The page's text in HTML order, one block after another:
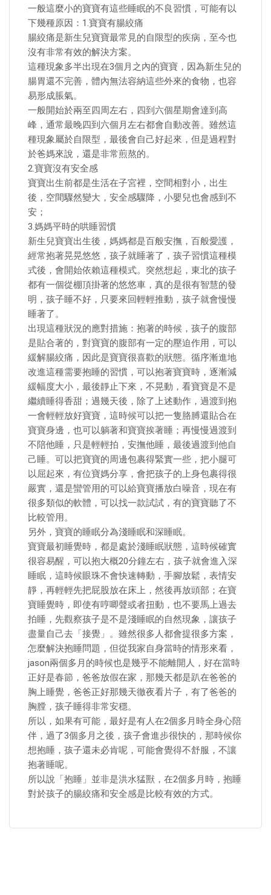
​一般這麼小的寶寶有這些睡眠的不良習慣，可能有以
下幾種原因：1.寶寶有腸絞痛
腸絞痛是新生兒寶寶最常見的自限型的疾病，至今也
沒有非常有效的解決方案。
這種現象多半出現在3個月之內的寶寶，因為新生兒的
腸胃還不完善，體內無法容納這些外來的食物，也容
易形成脹氣。
一般開始於兩至四周左右，四到六個星期會達到高
峰，通常最晚四到六個月左右都會自動改善。雖然這
種現象屬於自限型，最後會自己好起來，但是過程對
於爸媽來說，還是非常煎熬的。
2.寶寶沒有安全感
寶寶出生前都是生活在子宮裡，空間相對小，出生
後，空間驟然變大，安全感驟降，小嬰兒也會感到不
安；
3.媽媽平時的哄睡習慣
新生兒寶寶出生後，媽媽都是百般安撫，百般愛護，
經常抱著晃晃悠悠，孩子就睡著了，孩子習慣這種模
式後，會開始依賴這種模式。突然想起，東北的孩子
都有一個從棚頂掛著的悠悠車，真的是很有智慧的發
明，孩子睡不好，只要來回輕輕推動，孩子就會慢慢
睡著了。
​出現這種狀況的應對措施：抱著的時候，孩子的腹部
是貼合著的，對寶寶的腹部有一定的壓迫作用，可以
緩解腸絞痛，因此是寶寶很喜歡的狀態。循序漸進地
改進這種需要抱睡的習慣，可以抱著寶寶時，逐漸減
緩幅度大小，最後靜止下來，不晃動，看寶寶是不是
繼續睡得香甜；過幾天後，除了上述動作，過渡到抱
一會輕輕放好寶寶，這時候可以把一隻胳膊還貼合在
寶寶身邊，也可以躺著和寶寶挨著睡；再慢慢過渡到
不陪他睡，只是輕輕拍，安撫他睡，最後過渡到他自
己睡。可以把寶寶的周邊包裹得緊實一些，把小腿可
以屈起來，有位寶媽分享，會把孩子的上身包裹得很
嚴實，還是蠻管用的可以給寶寶播放白噪音，現在有
很多類似的軟體，可以找一款試試，有的寶寶聽了不
比較管用。
另外，寶寶的睡眠分為淺睡眠和深睡眠。
寶寶最初睡覺時，都是處於淺睡眠狀態，這時候確實
很容易醒，可以抱大概20分鐘左右，孩子就會進入深
睡眠，這時候眼珠不會快速轉動，手腳放鬆，表情安
靜，再輕輕先把屁股放在床上，然後再放頭部；在寶
寶睡覺時，即使有哼唧聲或者扭動，也不要馬上過去
拍睡，先觀察孩子是不是淺睡眠的自然現象，讓孩子
盡量自己去「接覺」。雖然很多人都會提很多方案，
怎麼解決抱睡問題，但從我家自身當時的情形來看，
jason兩個多月的時候也是幾乎不能離開人，好在當時
正好是春節，爸爸放假在家，那幾天都是趴在爸爸的
胸上睡覺，爸爸正好那幾天徹夜看片子，有了爸爸的
胸膛，孩子睡得非常安穩。
所以，如果有可能，最好是有人在2個多月時全身心陪
伴，過了3個多月之後，孩子會進步很快的，那時候你
想抱睡，孩子還未必肯呢，可能會覺得不舒服，不讓
抱著睡呢。
所以說「抱睡」並非是洪水猛獸，在2個多月時，抱睡
對於孩子的腸絞痛和安全感是比較有效的方式。